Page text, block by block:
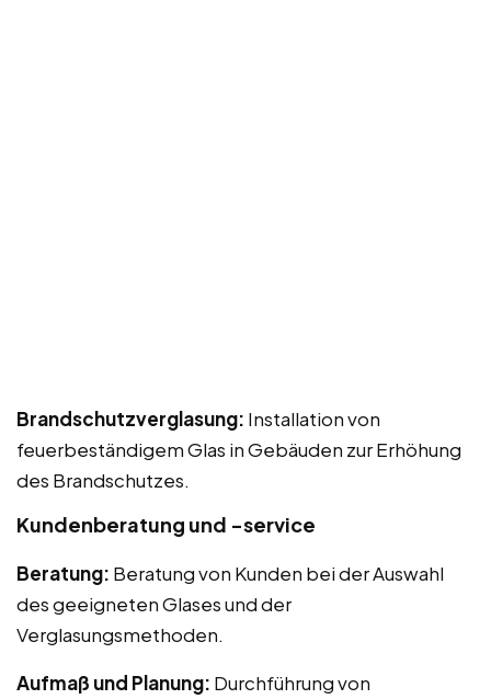
Brandschutzverglasung: Installation von
feuerbeständigem Glas in Gebäuden zur Erhöhung
des Brandschutzes.
Kundenberatung und -service
Beratung: Beratung von Kunden bei der Auswahl
des geeigneten Glases und der
Verglasungsmethoden.
Aufmaß und Planung: Durchführung von